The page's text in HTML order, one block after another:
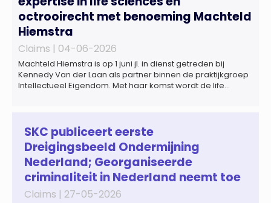
octrooirecht met benoeming Machteld
Hiemstra
Claims | 04-06-2026
Machteld Hiemstra is op 1 juni jl. in dienst getreden bij
Kennedy Van der Laan als partner binnen de praktijkgroep
Intellectueel Eigendom. Met haar komst wordt de life
regelgeving relevant voor de life sciences sector en de […]
SKC publiceert eerste
Dreigingsbeeld Ondermijning
Nederland; Georganiseerde
criminaliteit in Nederland neemt toe
Claims | 27-05-2026